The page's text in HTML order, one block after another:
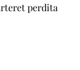
perdita